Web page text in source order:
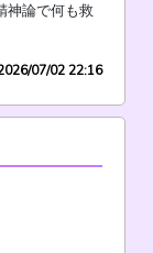
神論で何も救
07/02 22:16